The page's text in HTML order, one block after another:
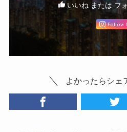
いいね または フ
Follow
よかったらシェ